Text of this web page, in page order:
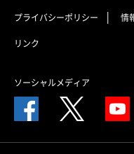
プライバシーポリシー 情
リンク
ソーシャルメディア